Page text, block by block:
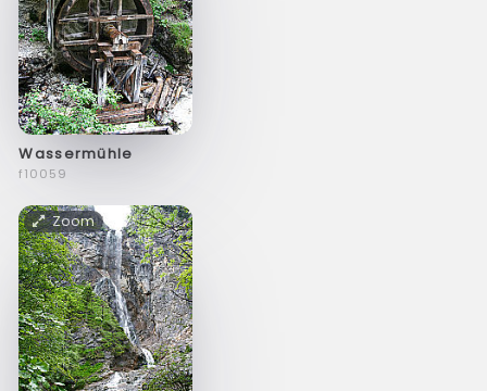
Wassermühle
f10059
Zoom